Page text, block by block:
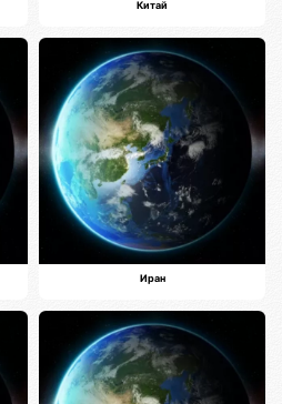
Китай
Иран